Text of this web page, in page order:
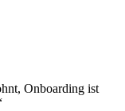
Onboarding ist